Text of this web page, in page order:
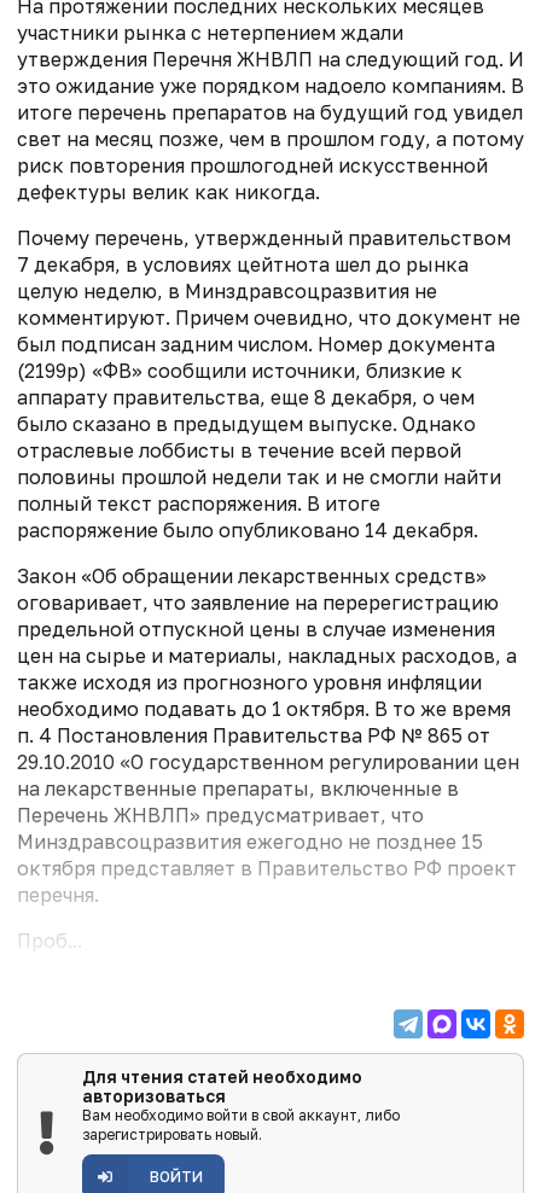
На протяжении последних нескольких месяцев
участники рынка с нетерпением ждали
утверждения Перечня ЖНВЛП на следующий год. И
это ожидание уже порядком надоело компаниям. В
итоге перечень препаратов на будущий год увидел
свет на месяц позже, чем в прошлом году, а потому
риск повторения прошлогодней искусственной
дефектуры велик как никогда.
Почему перечень, утвержденный правительством
7 декабря, в условиях цейтнота шел до рынка
целую неделю, в Минздравсоцразвития не
комментируют. Причем очевидно, что документ не
был подписан задним числом. Номер документа
(2199р) «ФВ» сообщили источники, близкие к
аппарату правительства, еще 8 декабря, о чем
было сказано в предыдущем выпуске. Однако
отраслевые лоббисты в течение всей первой
половины прошлой недели так и не смогли найти
полный текст распоряжения. В итоге
распоряжение было опубликовано 14 декабря.
Закон «Об обращении лекарственных средств»
оговаривает, что заявление на перерегистрацию
предельной отпускной цены в случае изменения
цен на сырье и материалы, накладных расходов, а
также исходя из прогнозного уровня инфляции
необходимо подавать до 1 октября. В то же время
п. 4 Постановления Правительства РФ № 865 от
29.10.2010 «О государственном регулировании цен
на лекарственные препараты, включенные в
Перечень ЖНВЛП» предусматривает, что
Минздравсоцразвития ежегодно не позднее 15
октября представляет в Правительство РФ проект
перечня.
Проб...
Для чтения статей необходимо
авторизоваться
Вам необходимо войти в свой аккаунт, либо
зарегистрировать новый.
ВОЙТИ